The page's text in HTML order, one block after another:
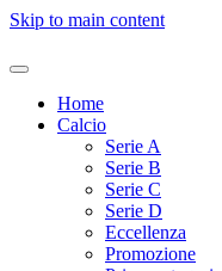
Skip to main content
Home
Calcio
Serie A
Serie B
Serie C
Serie D
Eccellenza
Promozione